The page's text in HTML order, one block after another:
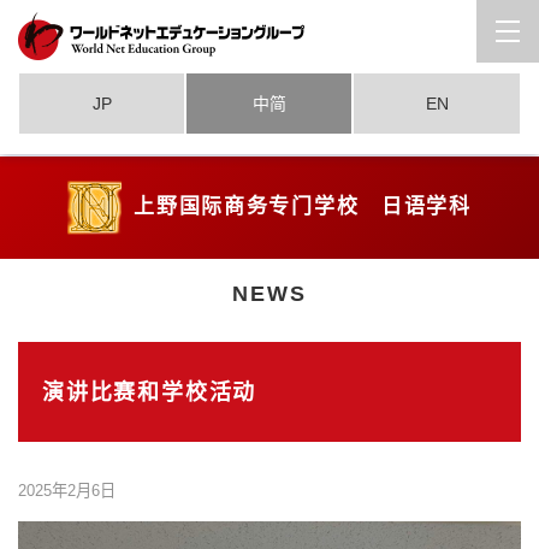
JP 中简 EN
上野国际商务专门学校 日语学科
NEWS
演讲比赛和学校活动
2025年2月6日